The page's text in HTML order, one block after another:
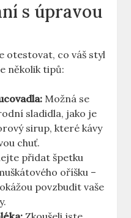
s úpravou
otestovat, co váš styl
několik tipů:
⁤Možná se
sladidla, jako je
sirup, které‍ kávy
chuť.
přidat ⁣špetku
oříšku ​–
povzbudit vaše